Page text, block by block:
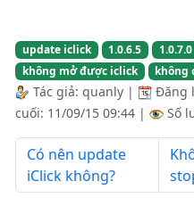
update iclick 1.0.6.5 1.0.7.0
không mở được iclick
không
Tác giả: quanly | Đăng
cuối: 11/09/15 09:44 | Số
Có nên update
iClick không?